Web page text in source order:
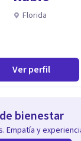
Florida
Ver perfil
bienestar
Empatía y